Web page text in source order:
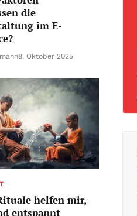
die
im E-
8. Oktober 2025
helfen mir,
entspannt